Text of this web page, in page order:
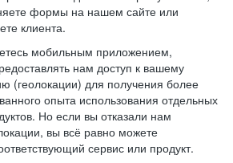
формы на нашем сайте или
клиента.
мобильным приложением,
нам доступ к вашему
(геолокации) для получения более
опыта использования отдельных
Но если вы отказали нам
вы всё равно можете
сервис или продукт.